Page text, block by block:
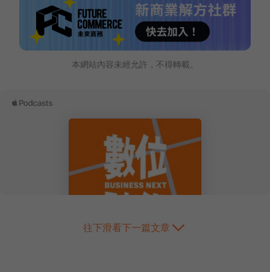
本網站內容未經允許，不得轉載。
往下滑看下一篇文章